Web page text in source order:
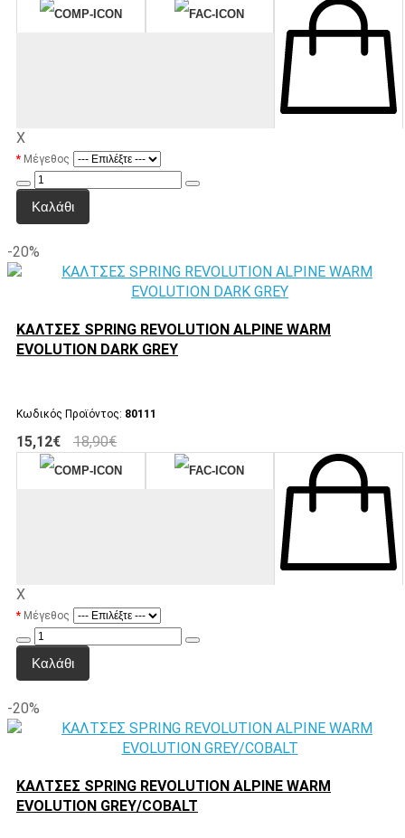
X
Μέγεθος
Καλάθι
-20%
ΚΑΛΤΣΕΣ SPRING REVOLUTION ALPINE WARM
EVOLUTION DARK GREY
Κωδικός Προϊόντος: 80111
15,12€ 18,90€
X
Μέγεθος
Καλάθι
-20%
ΚΑΛΤΣΕΣ SPRING REVOLUTION ALPINE WARM
EVOLUTION GREY/COBALT